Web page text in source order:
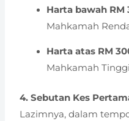
Harta bawah RM
Mahkamah
Harta atas RM
Mahkamah
4. Sebutan Kes
Lazimnya, dalam